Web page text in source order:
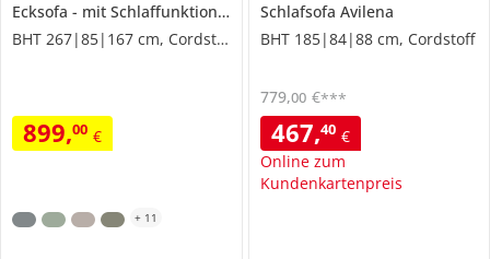
Ecksofa
mit Schlaffunktion
Fjord
BHT 267|85|167 cm, Cordstoff grob
899,00 €
+ 11
Schlafsofa Avilena
BHT 185|84|88 cm, Cordstoff
467,40 €
Online zum
Kundenkartenpreis
779,00 €***